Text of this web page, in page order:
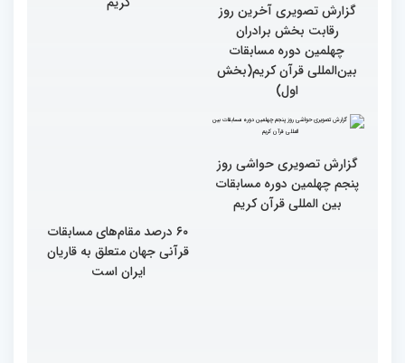
گزارش تصویری آخرین روز
رقابت بخش برادران
چهلمین دوره مسابقات
بین‌المللی قرآن کریم(بخش
اول)
گزارش تصویری آخری روز
۶۰ درصد مقام‌های مسابقات
قرآنی جهان متعلق به قاریان
ایران است